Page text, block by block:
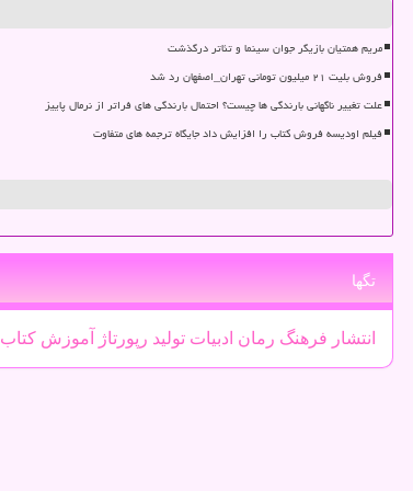
مریم همتیان بازیگر جوان سینما و تئاتر درگذشت
فروش بلیت ۲۱ میلیون تومانی تهران_اصفهان رد شد
علت تغییر ناگهانی بارندگی ها چیست؟ احتمال بارندگی های فراتر از نرمال پاییز
فیلم اودیسه فروش کتاب را افزایش داد جایگاه ترجمه های متفاوت
تگها
انتشار فرهنگ رمان ادبیات تولید رپورتاژ آموزش كتاب